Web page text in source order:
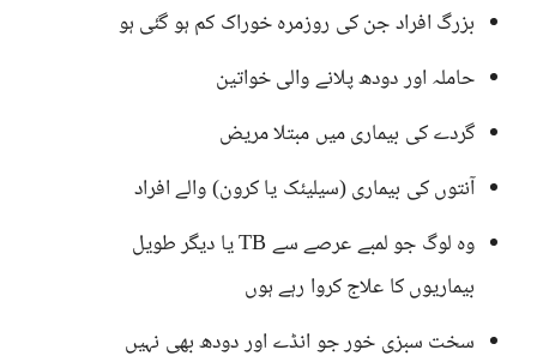
بزرگ افراد جن کی روزمرہ خوراک کم ہو گئی ہو
حاملہ اور دودھ پلانے والی خواتین
گردے کی بیماری میں مبتلا مریض
آنتوں کی بیماری (سیلیئک یا کرون) والے افراد
وہ لوگ جو لمبے عرصے سے TB یا دیگر طویل
بیماریوں کا علاج کروا رہے ہوں
سخت سبزی خور جو انڈے اور دودھ بھی نہیں